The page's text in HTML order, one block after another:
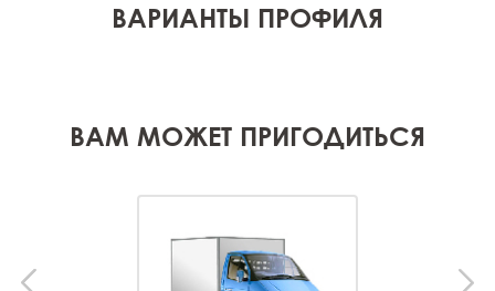
ВАРИАНТЫ ПРОФИЛЯ
ВАМ МОЖЕТ ПРИГОДИТЬСЯ